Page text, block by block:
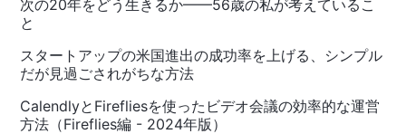
次の20年をどう生きるか——56歳の私が考えているこ
と
スタートアップの米国進出の成功率を上げる、シンプル
だが見過ごされがちな方法
CalendlyとFirefliesを使ったビデオ会議の効率的な運営
方法（Fireflies編 - 2024年版）